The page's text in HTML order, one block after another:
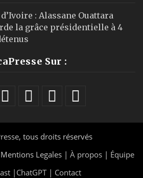
: Alassane Ouattara
la grâce présidentielle à 4
Sur :
, tous droits réservés
Legales | À propos | Équipe
| ChatGPT| Contact